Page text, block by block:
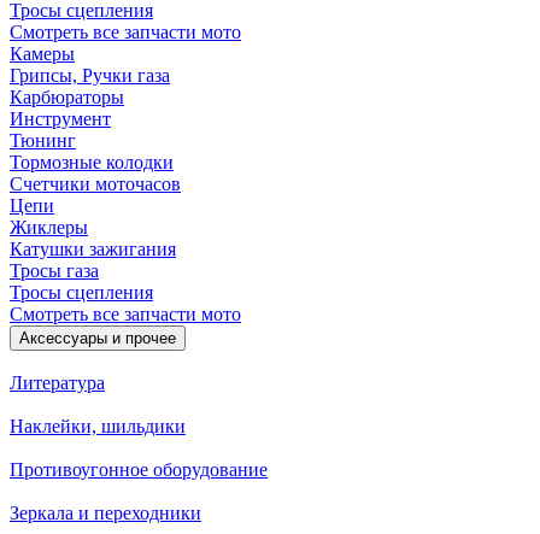
Тросы сцепления
Смотреть все запчасти мото
Камеры
Грипсы, Ручки газа
Карбюраторы
Инструмент
Тюнинг
Тормозные колодки
Счетчики моточасов
Цепи
Жиклеры
Катушки зажигания
Тросы газа
Тросы сцепления
Смотреть все запчасти мото
Аксессуары и прочее
Литература
Наклейки, шильдики
Противоугонное оборудование
Зеркала и переходники